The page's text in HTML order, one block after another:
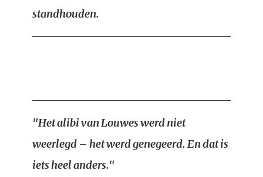
standhouden.
"Het alibi van Louwes werd niet
weerlegd – het werd genegeerd. En dat is
iets heel anders."